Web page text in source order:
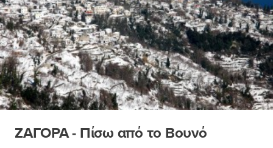
ΖΑΓΟΡΑ - Πίσω από το Βουνό